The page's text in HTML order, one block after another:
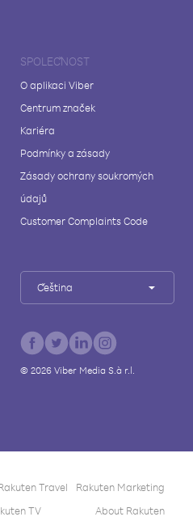
SPOLEČNOST
O aplikaci Viber
Centrum značek
Kariéra
Podmínky a zásady
Zásady ochrany soukromých
údajů
Customer Complaints Code
Čeština
© 2026Viber Media S.à r.l.
Travel
Rakuten Marketing
TV About Rakuten